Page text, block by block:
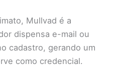
Mullvad é a
dispensa e-mail ou
cadastro, gerando um
como credencial.